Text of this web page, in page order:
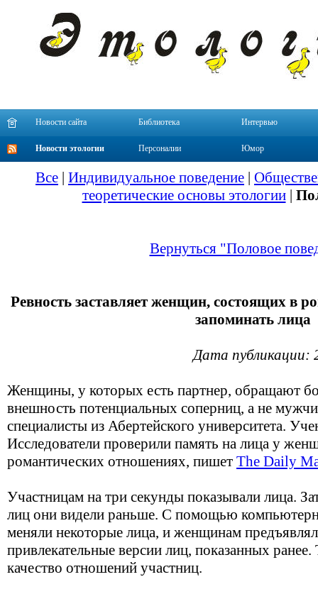
Новости сайта Библиотека Интервью
Новости этологии Персоналии Юмор
Все | Индивидуальное поведение |
теоретические основы этологии|
Вернуться "Половое
Ревность заставляет женщин, состоящих в
запоминать лица
Дата публикации:
Женщины, у которых есть партнер, обращают
внешность потенциальных соперниц, а не
специалисты из Абертейского университета.
Исследователи проверили память на лица у
романтических отношениях, пишет The Daily
Участницам на три секунды показывали лица.
лиц они видели раньше. С помощью
меняли некоторые лица, и женщинам
привлекательные версии лиц, показанных
качество отношений участниц.